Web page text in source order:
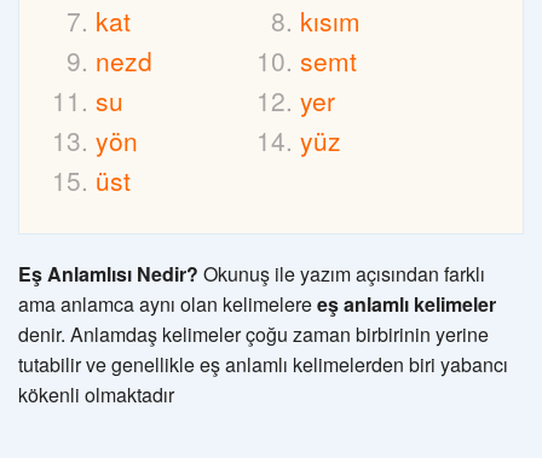
kat
kısım
nezd
semt
su
yer
yön
yüz
üst
Eş Anlamlısı Nedir? Okunuş ile yazım açısından farklı
ama anlamca aynı olan kelimelereeş anlamlı kelimeler
denir. Anlamdaş kelimeler çoğu zaman birbirinin yerine
tutabilir ve genellikle eş anlamlı kelimelerden biri yabancı
kökenli olmaktadır